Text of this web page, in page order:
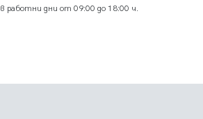
в работни дни от 09:00 до 18:00 ч.